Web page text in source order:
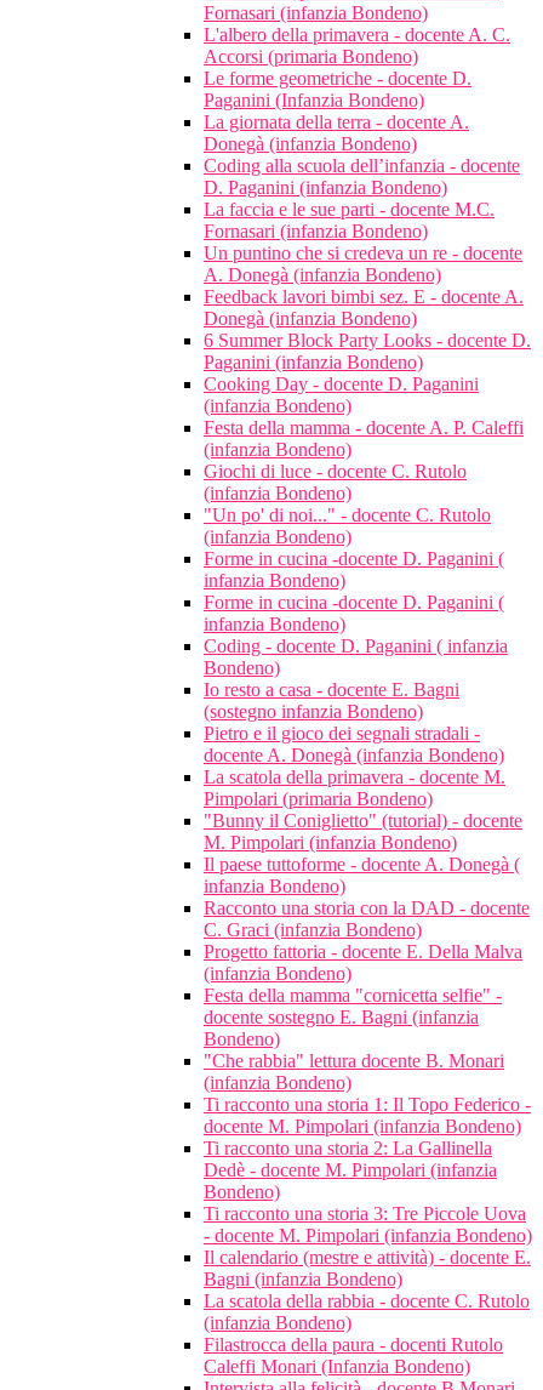
Fornasari (infanzia Bondeno)
L'albero della primavera - docente A. C.
Accorsi (primaria Bondeno)
Le forme geometriche - docente D.
Paganini (Infanzia Bondeno)
La giornata della terra - docente A.
Donegà (infanzia Bondeno)
Coding alla scuola dell’infanzia - docente
D. Paganini (infanzia Bondeno)
La faccia e le sue parti - docente M.C.
Fornasari (infanzia Bondeno)
Un puntino che si credeva un re - docente
A. Donegà (infanzia Bondeno)
Feedback lavori bimbi sez. E - docente A.
Donegà (infanzia Bondeno)
6 Summer Block Party Looks - docente D.
Paganini (infanzia Bondeno)
Cooking Day - docente D. Paganini
(infanzia Bondeno)
Festa della mamma - docente A. P. Caleffi
(infanzia Bondeno)
Giochi di luce - docente C. Rutolo
(infanzia Bondeno)
"Un po' di noi..." - docente C. Rutolo
(infanzia Bondeno)
Forme in cucina -docente D. Paganini (
infanzia Bondeno)
Forme in cucina -docente D. Paganini (
infanzia Bondeno)
Coding - docente D. Paganini ( infanzia
Bondeno)
Io resto a casa - docente E. Bagni
(sostegno infanzia Bondeno)
Pietro e il gioco dei segnali stradali -
docente A. Donegà (infanzia Bondeno)
La scatola della primavera - docente M.
Pimpolari (primaria Bondeno)
"Bunny il Coniglietto" (tutorial) - docente
M. Pimpolari (infanzia Bondeno)
Il paese tuttoforme - docente A. Donegà (
infanzia Bondeno)
Racconto una storia con la DAD - docente
C. Graci (infanzia Bondeno)
Progetto fattoria - docente E. Della Malva
(infanzia Bondeno)
Festa della mamma "cornicetta selfie" -
docente sostegno E. Bagni (infanzia
Bondeno)
"Che rabbia" lettura docente B. Monari
(infanzia Bondeno)
Ti racconto una storia 1: Il Topo Federico -
docente M. Pimpolari (infanzia Bondeno)
Ti racconto una storia 2: La Gallinella
Dedè - docente M. Pimpolari (infanzia
Bondeno)
Ti racconto una storia 3: Tre Piccole Uova
- docente M. Pimpolari (infanzia Bondeno)
Il calendario (mestre e attività) - docente E.
Bagni (infanzia Bondeno)
La scatola della rabbia - docente C. Rutolo
(infanzia Bondeno)
Filastrocca della paura - docenti Rutolo
Caleffi Monari (Infanzia Bondeno)